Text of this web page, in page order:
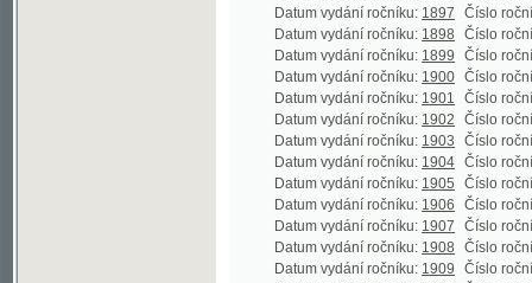
Datum vydání ročníku:1905 Číslo ročníku:23
Datum vydání ročníku:1906 Číslo ročníku:24
Datum vydání ročníku:1907 Číslo ročníku: 25
Datum vydání ročníku:1908 Číslo ročníku: 26
Datum vydání ročníku:
Číslo ročníku:
Datum vydání ročníku:1910 Číslo ročníku: 28
Datum vydání ročníku:1911 Číslo ročníku:29
Datum vydání ročníku:1912 Číslo ročníku:30
Datum vydání ročníku:1913 Číslo ročníku:31
Datum vydání ročníku:1914 Číslo ročníku:32
Datum vydání ročníku:1915 Číslo ročníku:33
Datum vydání ročníku:1916 Číslo ročníku:34
Datum vydání ročníku:1917 Číslo ročníku:35
Datum vydání ročníku:1918 Číslo ročníku: 36